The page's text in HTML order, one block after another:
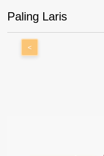
Paling Laris
<